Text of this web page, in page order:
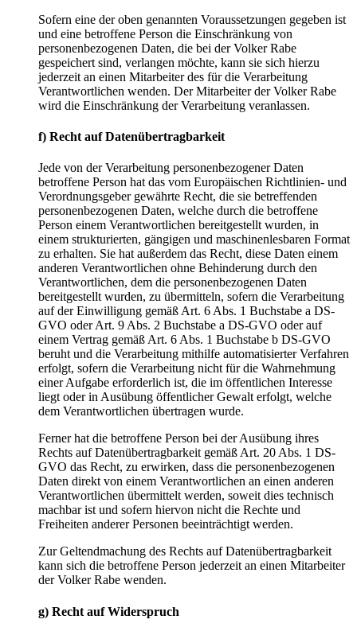
Sofern eine der oben genannten Voraussetzungen gegeben ist
und eine betroffene Person die Einschränkung von
personenbezogenen Daten, die bei der Volker Rabe
gespeichert sind, verlangen möchte, kann sie sich hierzu
jederzeit an einen Mitarbeiter des für die Verarbeitung
Verantwortlichen wenden. Der Mitarbeiter der Volker Rabe
wird die Einschränkung der Verarbeitung veranlassen.
f) Recht auf Datenübertragbarkeit
Jede von der Verarbeitung personenbezogener Daten
betroffene Person hat das vom Europäischen Richtlinien- und
Verordnungsgeber gewährte Recht, die sie betreffenden
personenbezogenen Daten, welche durch die betroffene
Person einem Verantwortlichen bereitgestellt wurden, in
einem strukturierten, gängigen und maschinenlesbaren Format
zu erhalten. Sie hat außerdem das Recht, diese Daten einem
anderen Verantwortlichen ohne Behinderung durch den
Verantwortlichen, dem die personenbezogenen Daten
bereitgestellt wurden, zu übermitteln, sofern die Verarbeitung
auf der Einwilligung gemäß Art. 6 Abs. 1 Buchstabe a DS-
GVO oder Art. 9 Abs. 2 Buchstabe a DS-GVO oder auf
einem Vertrag gemäß Art. 6 Abs. 1 Buchstabe b DS-GVO
beruht und die Verarbeitung mithilfe automatisierter Verfahren
erfolgt, sofern die Verarbeitung nicht für die Wahrnehmung
einer Aufgabe erforderlich ist, die im öffentlichen Interesse
liegt oder in Ausübung öffentlicher Gewalt erfolgt, welche
dem Verantwortlichen übertragen wurde.
Ferner hat die betroffene Person bei der Ausübung ihres
Rechts auf Datenübertragbarkeit gemäß Art. 20 Abs. 1 DS-
GVO das Recht, zu erwirken, dass die personenbezogenen
Daten direkt von einem Verantwortlichen an einen anderen
Verantwortlichen übermittelt werden, soweit dies technisch
machbar ist und sofern hiervon nicht die Rechte und
Freiheiten anderer Personen beeinträchtigt werden.
Zur Geltendmachung des Rechts auf Datenübertragbarkeit
kann sich die betroffene Person jederzeit an einen Mitarbeiter
der Volker Rabe wenden.
g) Recht auf Widerspruch